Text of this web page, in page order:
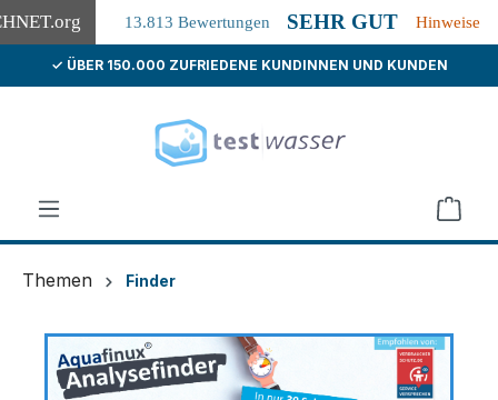
.org 13.813 Bewertungen SEHR GUT Hinweise
springen
✓ ÜBER 150.000 ZUFRIEDENE KUNDINNEN UND KUNDEN
Themen Finder